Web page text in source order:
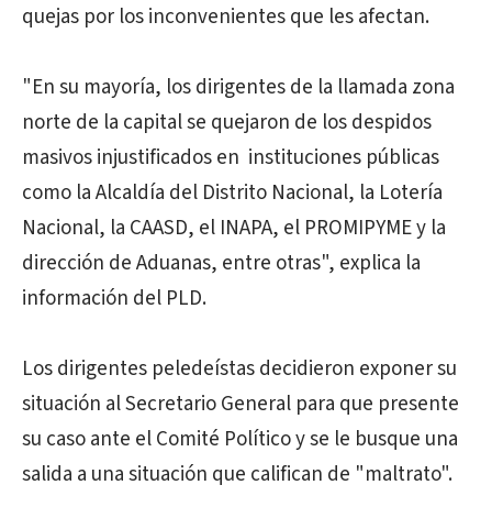
quejas por los inconvenientes que les afectan.
"En su mayoría, los dirigentes de la llamada zona
norte de la capital se quejaron de los despidos
masivos injustificados en instituciones públicas
como la Alcaldía del Distrito Nacional, la Lotería
Nacional, la CAASD, el INAPA, el PROMIPYME y la
dirección de Aduanas, entre otras", explica la
información del PLD.
Los dirigentes peledeístas decidieron exponer su
situación al Secretario General para que presente
su caso ante el Comité Político y se le busque una
salida a una situación que califican de "maltrato".